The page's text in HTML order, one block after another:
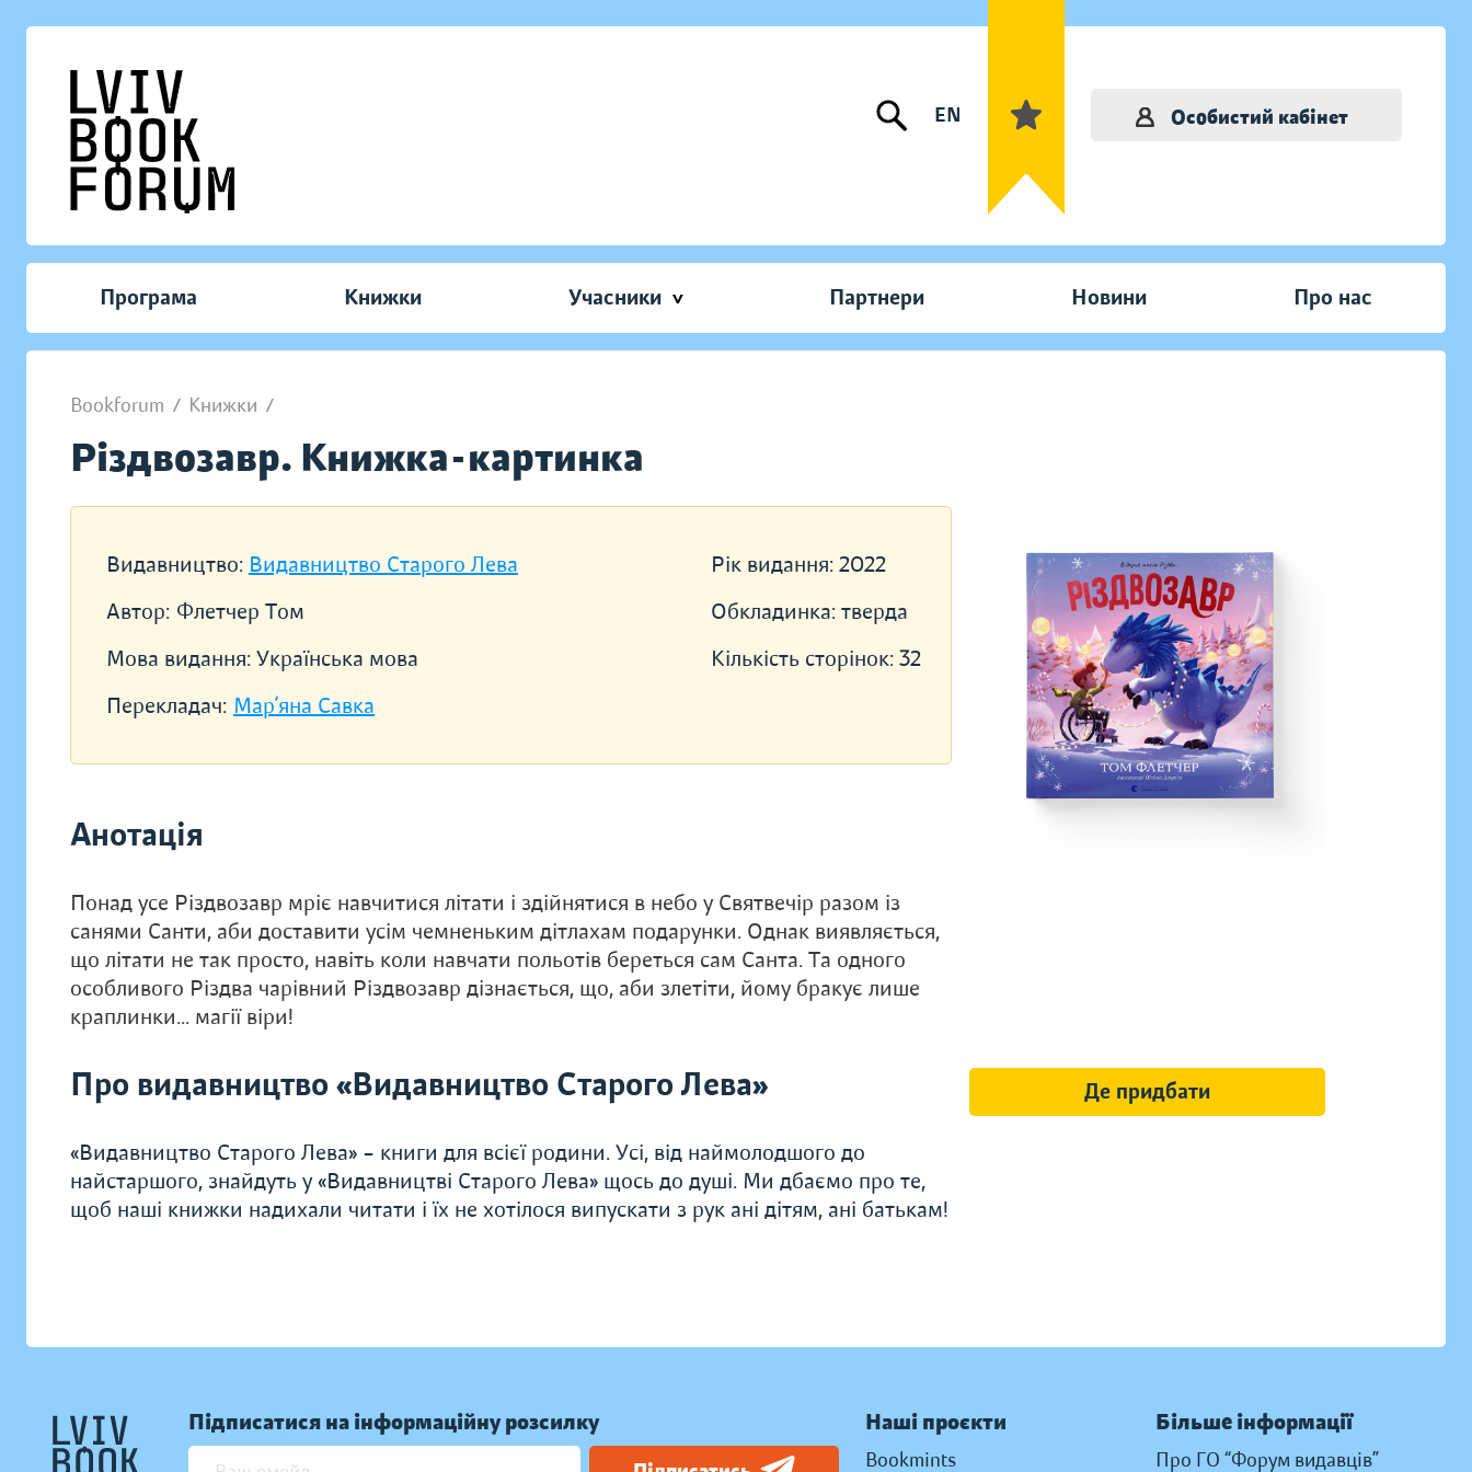
EN Особистий кабінет
Програма Книжки Учасники Партнери Новини Про нас
Bookforum / Книжки /
Різдвозавр. Книжка-картинка
Видавництво: Видавництво Старого Лева
Автор: Флетчер Том
Мова видання: Українська мова
Перекладач: Мар’яна Савка
Рік видання: 2022
Обкладинка: тверда
Кількість сторінок: 32
Анотація
Понад усе Різдвозавр мріє навчитися літати і здійнятися в небо у Святвечір разом із
санями Санти, аби доставити усім чемненьким дітлахам подарунки. Однак виявляється,
що літати не так просто, навіть коли навчати польотів береться сам Санта. Та одного
особливого Різдва чарівний Різдвозавр дізнається, що, аби злетіти, йому бракує лише
краплинки... магії віри!
Про видавництво «Видавництво Старого Лева»
«Видавництво Старого Лева» – книги для всієї родини. Усі, від наймолодшого до
найстаршого, знайдуть у «Видавництві Старого Лева» щось до душі. Ми дбаємо про те,
щоб наші книжки надихали читати і їх не хотілося випускати з рук ані дітям, ані батькам!
Де придбати
Підписатися на інформаційну розсилку Наші проєкти
Bookmints
Більше інформації
Про ГО “Форум видавців”